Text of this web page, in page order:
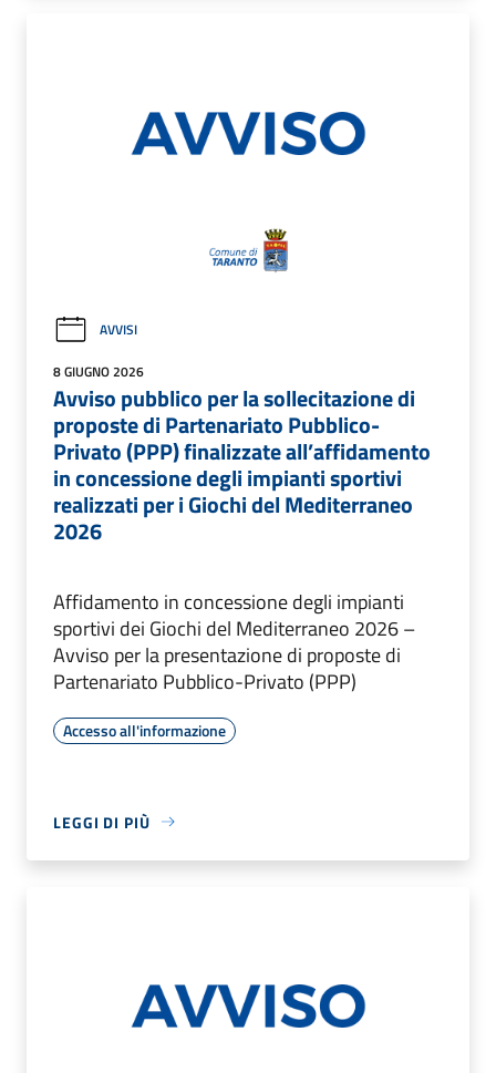
AVVISI
8 GIUGNO 2026
Avviso pubblico per la sollecitazione di
proposte di Partenariato Pubblico-
Privato (PPP) finalizzate all’affidamento
in concessione degli impianti sportivi
realizzati per i Giochi del Mediterraneo
2026
Affidamento in concessione degli impianti
sportivi dei Giochi del Mediterraneo 2026 –
Avviso per la presentazione di proposte di
Partenariato Pubblico-Privato (PPP)
Accesso all'informazione
LEGGI DI PIÙ